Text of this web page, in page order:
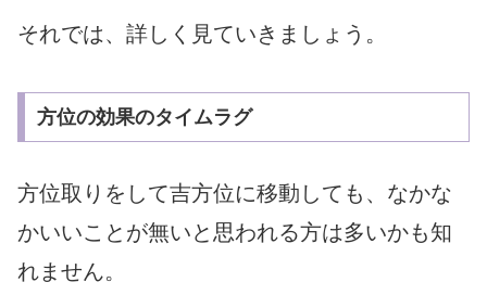
それでは、詳しく見ていきましょう。
方位の効果のタイムラグ
方位取りをして吉方位に移動しても、なかな
かいいことが無いと思われる方は多いかも知
れません。